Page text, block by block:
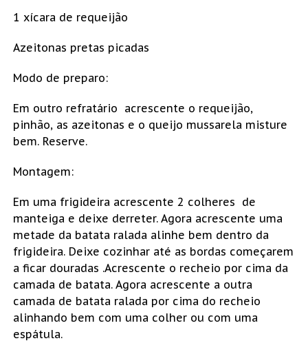
1 xícara de requeijão
Azeitonas pretas picadas
Modo de preparo:
Em outro refratário acrescente o requeijão,
pinhão, as azeitonas e o queijo mussarela misture
bem. Reserve.
Montagem:
Em uma frigideira acrescente 2 colheres de
manteiga e deixe derreter. Agora acrescente uma
metade da batata ralada alinhe bem dentro da
frigideira. Deixe cozinhar até as bordas começarem
a ficar douradas .Acrescente o recheio por cima da
camada de batata. Agora acrescente a outra
camada de batata ralada por cima do recheio
alinhando bem com uma colher ou com uma
espátula.